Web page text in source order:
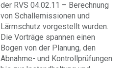
der RVS 04.02.11 – Berechnung
von Schallemissionen und
Lärmschutz vorgestellt wurden.
Die Vorträge spannen einen
Bogen von der Planung, den
Abnahme- und Kontrollprüfungen